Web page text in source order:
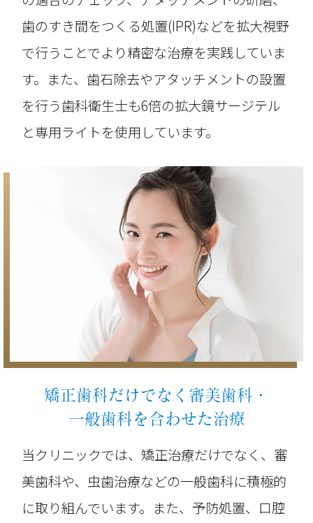
歯のすき間をつくる処置(IPR)などを拡大視野
で行うことでより精密な治療を実践していま
す。また、歯石除去やアタッチメントの設置
を行う歯科衛生士も6倍の拡大鏡サージテル
と専用ライトを使用しています。
矯正歯科だけでなく審美歯科・
一般歯科を合わせた治療
当クリニックでは、矯正治療だけでなく、審
美歯科や、虫歯治療などの一般歯科に積極的
に取り組んでいます。また、予防処置、口腔